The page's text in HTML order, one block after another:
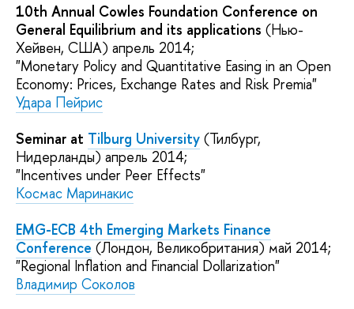
10th Annual Cowles Foundation Conference on
General Equilibrium and its applications (Нью-
Хейвен, США) апрель 2014;
"Monetary Policy and Quantitative Easing in an Open
Economy: Prices, Exchange Rates and Risk Premia"
Удара Пейрис
Seminar at Tilburg University (Тилбург,
Нидерланды) апрель 2014;
"Incentives under Peer Effects"
Космас Маринакис
EMG-ECB 4th Emerging Markets Finance
Conference (Лондон, Великобритания) май 2014;
"Regional Inflation and Financial Dollarization"
Владимир Соколов